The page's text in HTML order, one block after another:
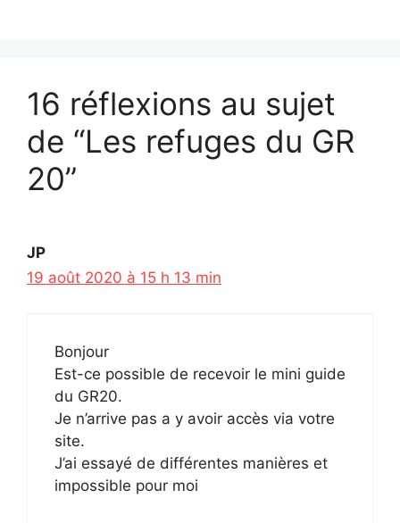
16 réflexions au sujet
de “Les refuges du GR
20”
JP
19 août 2020 à 15 h 13 min
Bonjour
Est-ce possible de recevoir le mini guide
du GR20.
Je n’arrive pas a y avoir accès via votre
site.
J’ai essayé de différentes manières et
impossible pour moi